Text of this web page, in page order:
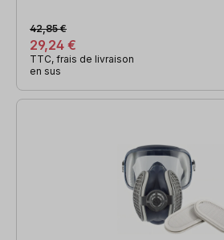
29,24 €
42,85 €
TTC, frais de livraison
en sus